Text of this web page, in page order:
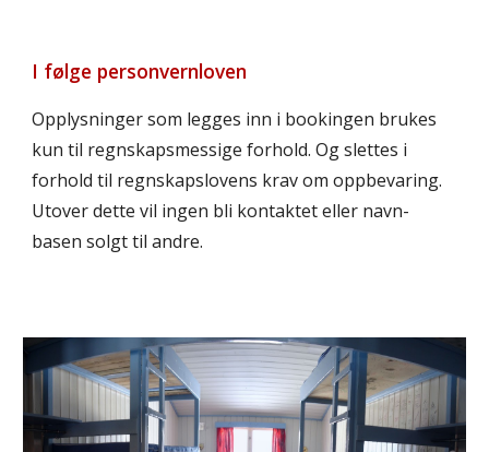
I følge personvernloven
Opplysninger som legges inn i bookingen brukes
kun til regnskapsmessige forhold. Og slettes i
forhold til regnskapslovens krav om oppbevaring.
Utover dette vil ingen bli kontaktet eller navn-
basen solgt til andre.